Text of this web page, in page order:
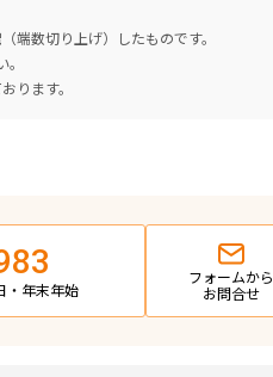
端数切り上げ）したものです。
ります。
・年末年始
フォームから
お問合せ